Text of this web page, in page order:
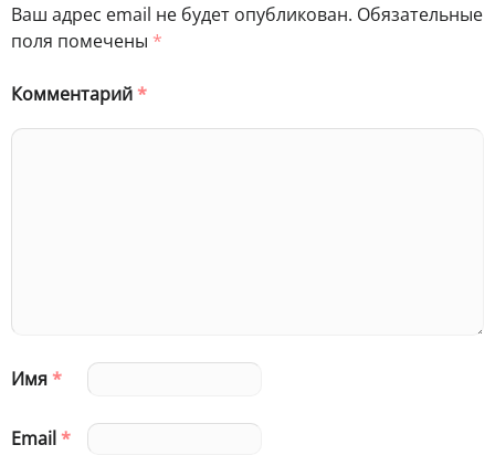
Ваш адрес email не будет опубликован. Обязательные
поля помечены *
Комментарий*
Имя*
Email*